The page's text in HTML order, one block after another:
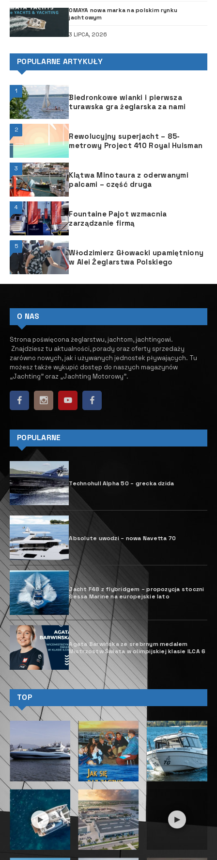
OMAYA nowa marka na polskim rynku
jachtowym
3 LIPCA, 2026
POPULARNE ARTYKUŁY
1
Biedronkowe wianki i pierwsza
turawska gra żeglarska za nami
2
Rewolucyjny superjacht – 85-
metrowy Project 410 Royal Huisman
3
Klątwa Minotaura z oderwanymi
palcami – część druga
4
Fountaine Pajot wzmacnia
zarządzanie firmą
5
Włodzimierz Głowacki upamiętniony
w Alei Żeglarstwa Polskiego
O NAS
Strona poświęcona żeglarstwu, jachtom, jachtingowi.
Znajdziesz tu aktualności, porady oraz oferty sprzedaży
zarówno nowych, jak i używanych jednostek pływających. ​ Tu
możesz także wykupić dostęp do naszych magazynów
„Jachting” oraz „Jachting Motorowy”.
POPULARNE
Technohull Alpha 50 – grecka dzida
Absolute uwodzi – nowa Navetta 70
Jacht F48 z flybridgem ­– propozycja stoczni
Sessa Marine na europejskie lato
Agata Barwińska ze srebrnym medalem
Mistrzostw Świata w olimpijskiej klasie ILCA 6
TOP